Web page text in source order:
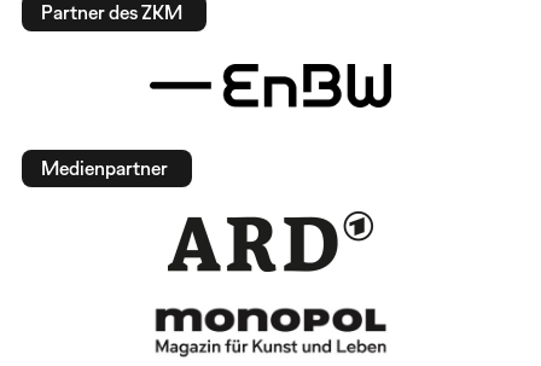
Partner des ZKM
Medienpartner